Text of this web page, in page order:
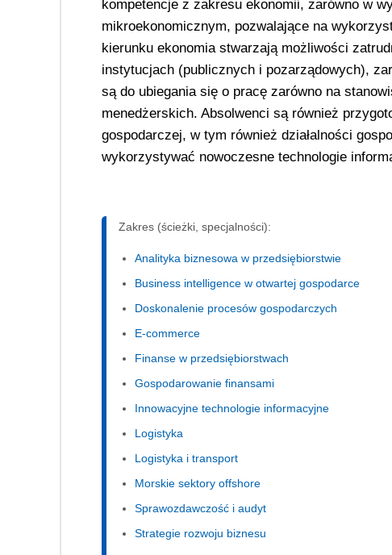
kompetencje z zakresu ekonomii, zarówno w
mikroekonomicznym, pozwalające na
kierunku ekonomia stwarzają możliwości
instytucjach (publicznych i pozarządowych),
są do ubiegania się o pracę zarówno na
menedżerskich. Absolwenci są również
gospodarczej, w tym również działalności
wykorzystywać nowoczesne technologie
Zakres (ścieżki, specjalności):
Analityka biznesowa w przedsiębiorstwie
Business intelligence w otwartej gospodarce
Doskonalenie procesów gospodarczych
E-commerce
Finanse w przedsiębiorstwach
Gospodarowanie finansami
Innowacyjne technologie informacyjne
Logistyka
Logistyka i transport
Morskie sektory offshore
Sprawozdawczość i audyt
Strategie rozwoju biznesu